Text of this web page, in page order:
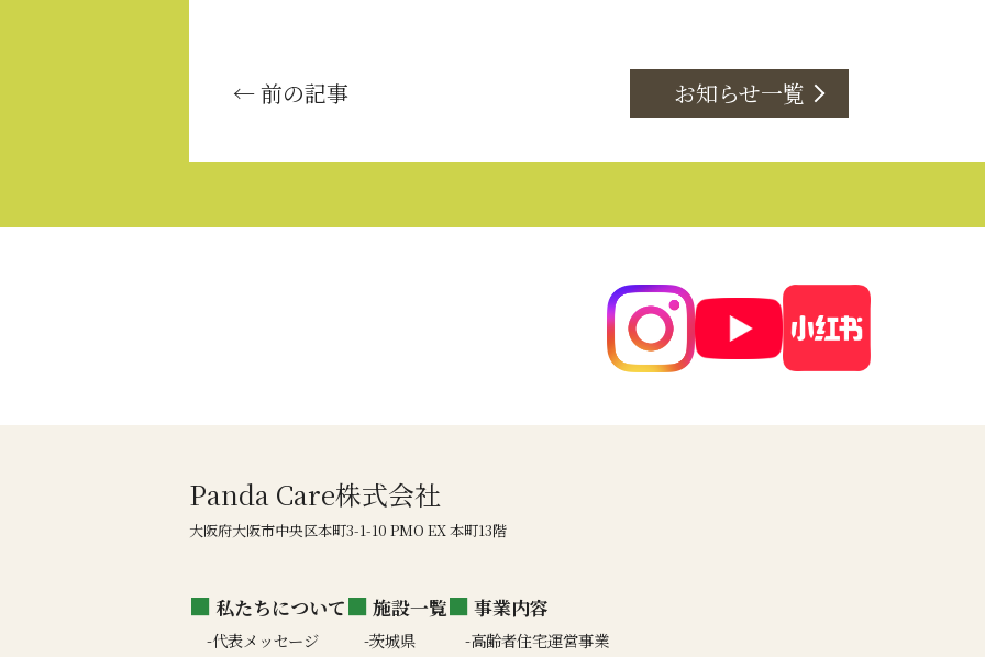
← 前の記事 お知らせ一覧
Panda Care株式会社
大阪府大阪市中央区本町3-1-10 PMO EX 本町13階
私たちについて
代表メッセージ
施設一覧
茨城県
事業内容
高齢者住宅運営事業